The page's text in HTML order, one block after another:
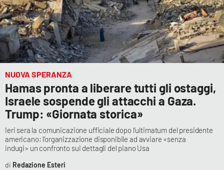
NUOVA SPERANZA
Hamas pronta a liberare tutti gli ostaggi,
Israele sospende gli attacchi a Gaza.
Trump: «Giornata storica»
Ieri sera la comunicazione ufficiale dopo l’ultimatum del presidente
americano: l’organizzazione disponibile ad avviare «senza
indugi» un confronto sui dettagli del piano Usa
Redazione Esteri